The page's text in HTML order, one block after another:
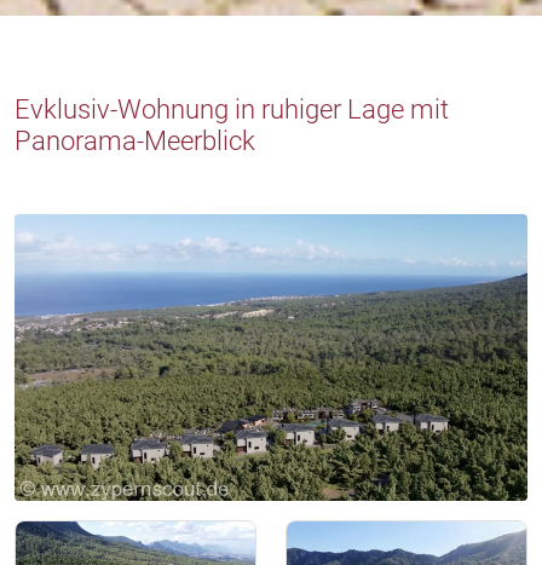
Evklusiv-Wohnung in ruhiger Lage mit
Panorama-Meerblick